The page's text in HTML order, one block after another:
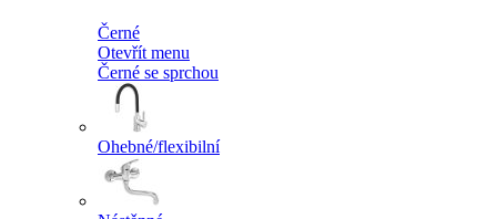
Černé
Otevřít menu
Černé se sprchou
Ohebné/flexibilní